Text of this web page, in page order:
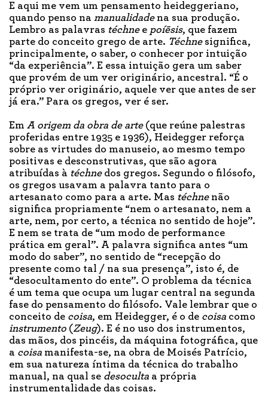
E aqui me vem um pensamento heideggeriano,
quando penso na manualidadena sua produção.
Lembro as palavras téchnee poíēsis, que fazem
parte do conceito grego de arte. Téchnesignifica,
principalmente, o saber, o conhecer por intuição
“da experiência”. E essa intuição gera um saber
que provém de um ver originário, ancestral. “É o
próprio ver originário, aquele ver que antes de ser
já era.” Para os gregos, ver é ser.
Em A origem da obra de arte (que reúne palestras
proferidas entre 1935 e 1936), Heidegger reforça
sobre as virtudes do manuseio, ao mesmo tempo
positivas e desconstrutivas, que são agora
atribuídas à téchnedos gregos. Segundo o filósofo,
os gregos usavam a palavra tanto para o
artesanato como para a arte. Mas téchnenão
significa propriamente “nem o artesanato, nem a
arte, nem, por certo, a técnica no sentido de hoje”.
E nem se trata de “um modo de performance
prática em geral”. A palavra significa antes “um
modo do saber”, no sentido de “recepção do
presente como tal / na sua presença”, isto é, de
“desocultamento do ente”. O problema da técnica
é um tema que ocupa um lugar central na segunda
fase do pensamento do filósofo. Vale lembrar que o
conceito de coisa, em Heidegger, é o de coisa como
instrumento (Zeug). E é no uso dos instrumentos,
das mãos, dos pincéis, da máquina fotográfica, que
a coisa manifesta-se, na obra de Moisés Patrício,
em sua natureza íntima da técnica do trabalho
manual, na qual se desoculta a própria
instrumentalidade das coisas.